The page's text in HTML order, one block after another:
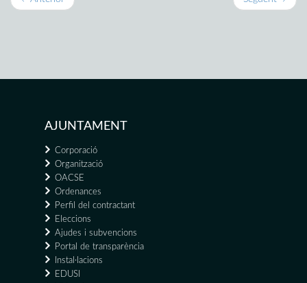
AJUNTAMENT
Corporació
Organització
OACSE
Ordenances
Perfil del contractant
Eleccions
Ajudes i subvencions
Portal de transparència
Instal·lacions
EDUSI